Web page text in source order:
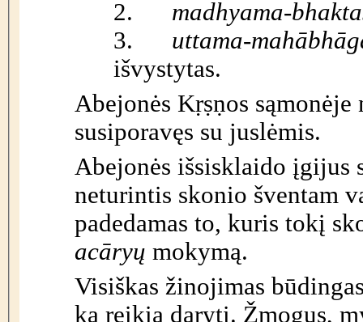
2.
madhyama-
3.
uttama-
išvystytas.
Abejonės Kṛṣṇos
susiporavęs su juslėmis.
Abejonės išsisklaido įgijus
neturintis skonio šventam
padedamas to, kuris tokį
acāryų mokymą.
Visiškas žinojimas
ką reikia daryti. Žmogus,